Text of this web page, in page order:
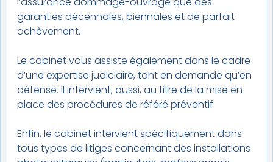
garanties décennales, biennales et de parfait
achèvement.
Le cabinet vous assiste également dans le cadre
d’une expertise judiciaire, tant en demande qu’en
défense. Il intervient, aussi, au titre de la mise en
place des procédures de référé préventif.
Enfin, le cabinet intervient spécifiquement dans
tous types de litiges concernant des installations